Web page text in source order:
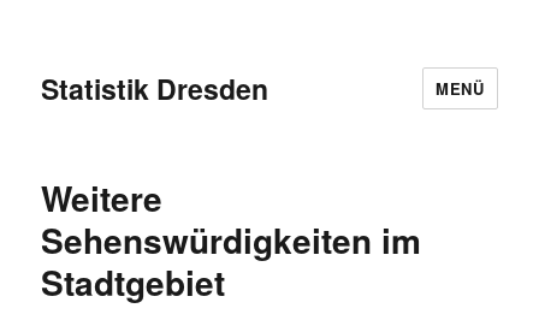
Statistik Dresden MENÜ
Weitere
Sehenswürdigkeiten im
Stadtgebiet